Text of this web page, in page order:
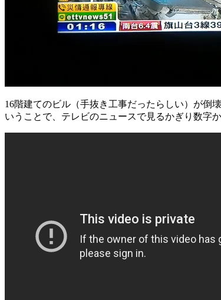
16階建てのビル（手抜き工事だったらしい）が倒
いうことで、テレビのニュースで見るかぎり数字